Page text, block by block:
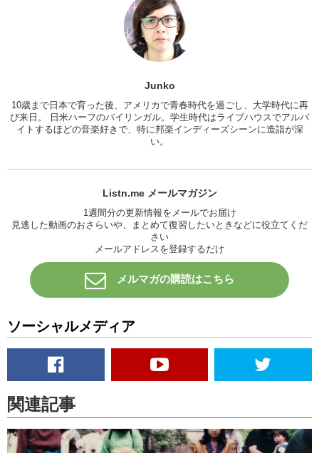
Junko
10歳まで日本で育った後、アメリカで青春時代を過ごし、大学時代に再
び来日。 日米ハーフのバイリンガル。学生時代はライブハウスでアルバ
イトするほどの音楽好きで、特に邦楽インディーズシーンに造詣が深
い。
Listn.me メールマガジン
1週間分の更新情報をメールでお届け
見逃した動画のおさらいや、まとめて復習したいときなどに役立てくだ
さい
メールアドレスを登録するだけ
メルマガの購読はこちら
ソーシャルメディア
関連記事